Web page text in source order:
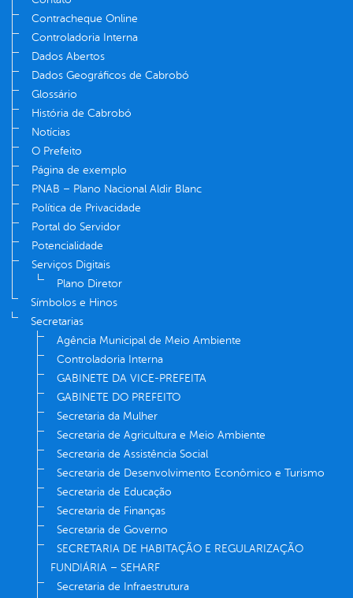
Contracheque Online
Controladoria Interna
Dados Abertos
Dados Geográficos de Cabrobó
Glossário
História de Cabrobó
Notícias
O Prefeito
Página de exemplo
PNAB – Plano Nacional Aldir Blanc
Política de Privacidade
Portal do Servidor
Potencialidade
Serviços Digitais
Plano Diretor
Símbolos e Hinos
Secretarias
Agência Municipal de Meio Ambiente
Controladoria Interna
GABINETE DA VICE-PREFEITA
GABINETE DO PREFEITO
Secretaria da Mulher
Secretaria de Agricultura e Meio Ambiente
Secretaria de Assistência Social
Secretaria de Desenvolvimento Econômico e Turismo
Secretaria de Educação
Secretaria de Finanças
Secretaria de Governo
SECRETARIA DE HABITAÇÃO E REGULARIZAÇÃO
FUNDIÁRIA – SEHARF
Secretaria de Infraestrutura